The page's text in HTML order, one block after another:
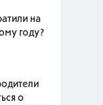
на
году?
о